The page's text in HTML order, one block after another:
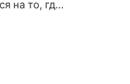
на то, где